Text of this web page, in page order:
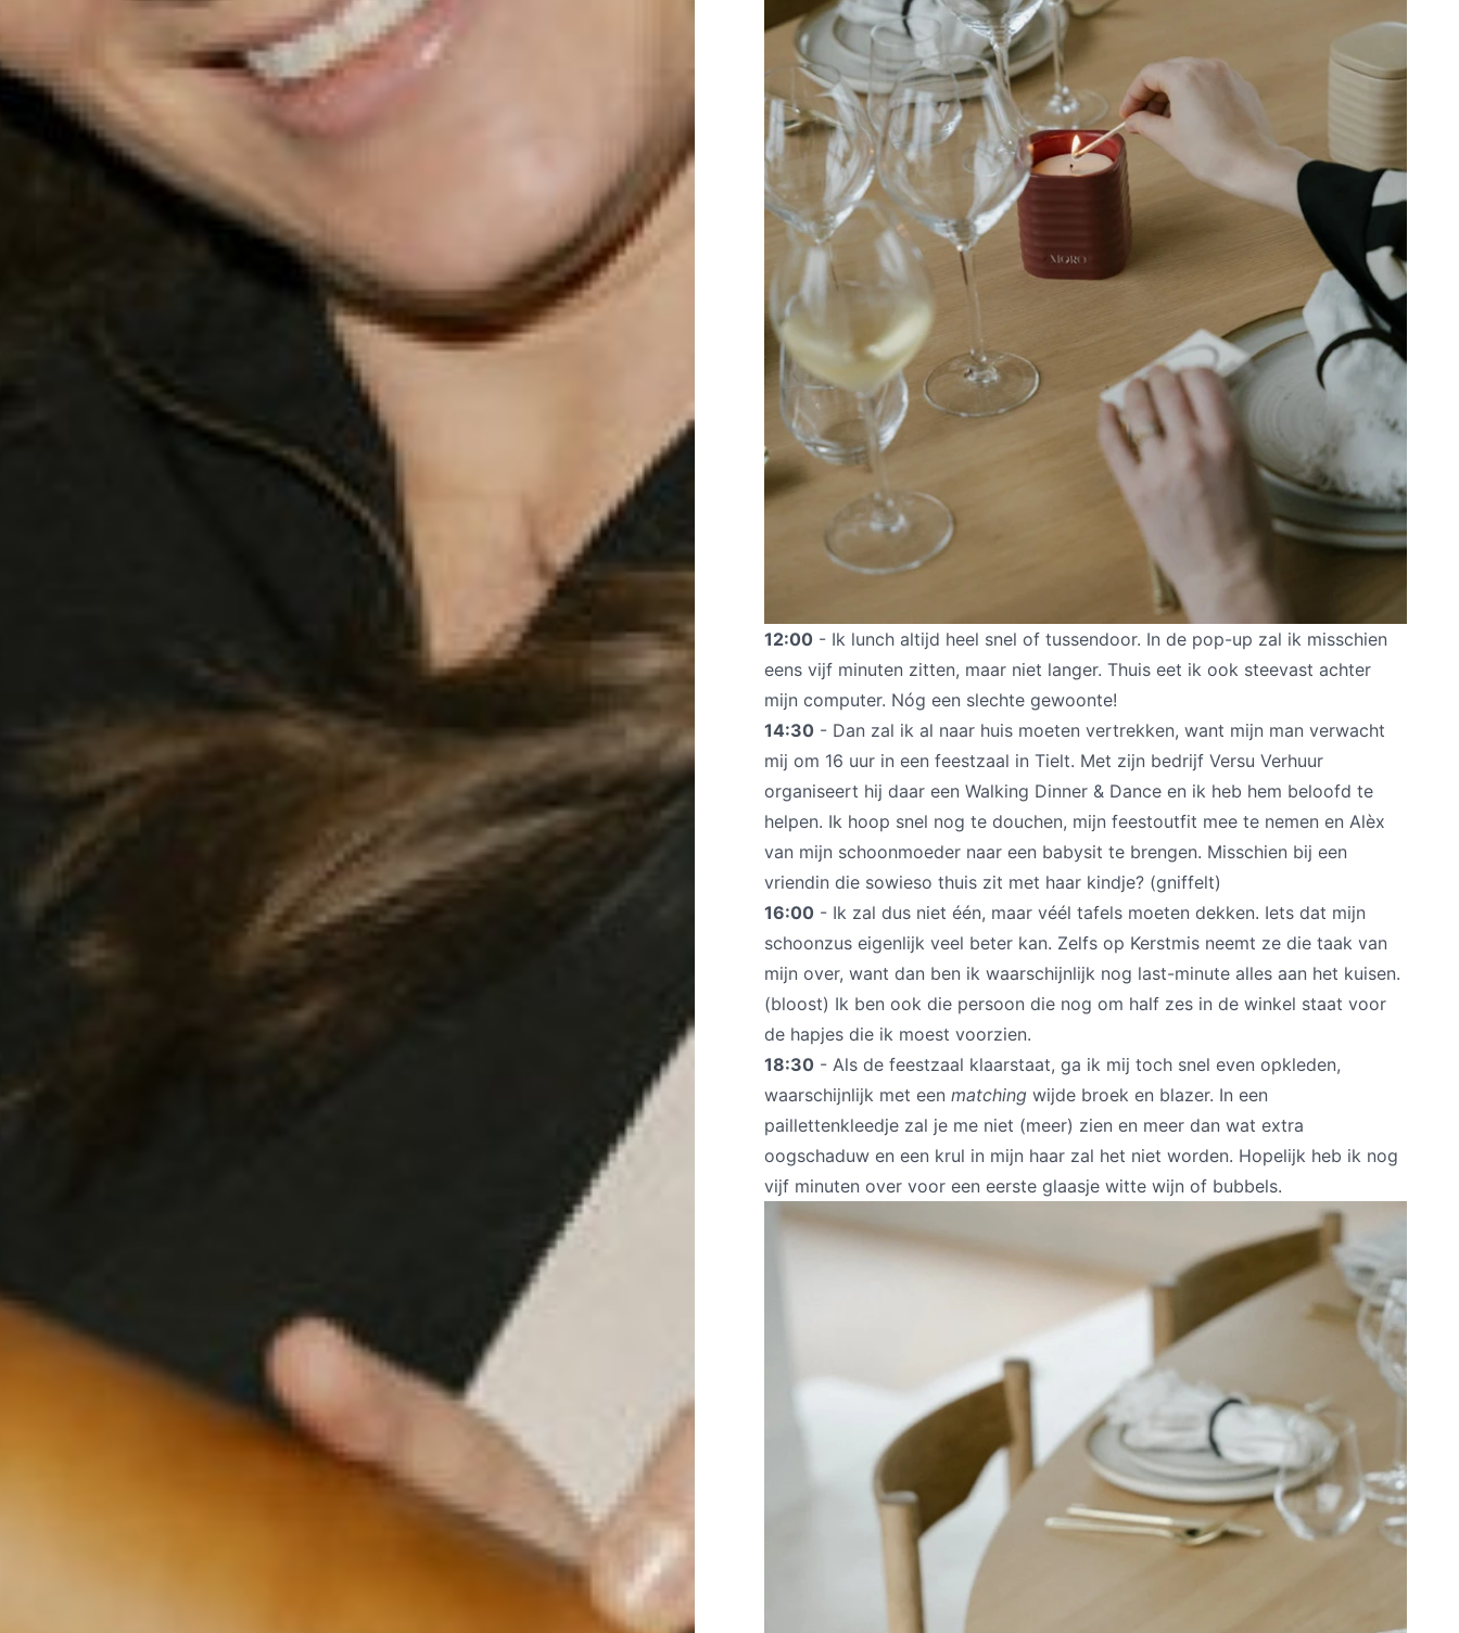
12:00 - Ik lunch altijd heel snel of tussendoor. In de pop-up zal ik misschien
eens vijf minuten zitten, maar niet langer. Thuis eet ik ook steevast achter
mijn computer. Nóg een slechte gewoonte!
14:30 - Dan zal ik al naar huis moeten vertrekken, want mijn man verwacht
mij om 16 uur in een feestzaal in Tielt. Met zijn bedrijf Versu Verhuur
organiseert hij daar een Walking Dinner & Dance en ik heb hem beloofd te
helpen. Ik hoop snel nog te douchen, mijn feestoutfit mee te nemen en Alèx
van mijn schoonmoeder naar een babysit te brengen. Misschien bij een
vriendin die sowieso thuis zit met haar kindje? (gniffelt)
16:00 - Ik zal dus niet één, maar véél tafels moeten dekken. Iets dat mijn
schoonzus eigenlijk veel beter kan. Zelfs op Kerstmis neemt ze die taak van
mijn over, want dan ben ik waarschijnlijk nog last-minute alles aan het kuisen.
(bloost) Ik ben ook die persoon die nog om half zes in de winkel staat voor
de hapjes die ik moest voorzien.
18:30 - Als de feestzaal klaarstaat, ga ik mij toch snel even opkleden,
waarschijnlijk met een matching wijde broek en blazer. In een
paillettenkleedje zal je me niet (meer) zien en meer dan wat extra
oogschaduw en een krul in mijn haar zal het niet worden. Hopelijk heb ik nog
vijf minuten over voor een eerste glaasje witte wijn of bubbels.